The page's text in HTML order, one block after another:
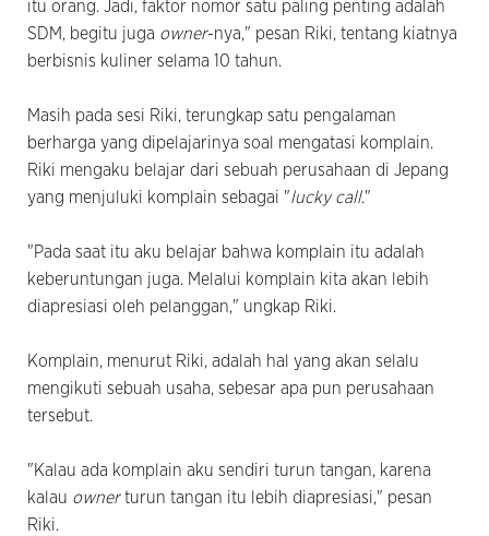
itu orang. Jadi, faktor nomor satu paling penting adalah
SDM, begitu juga owner-nya," pesan Riki, tentang kiatnya
berbisnis kuliner selama 10 tahun.
Masih pada sesi Riki, terungkap satu pengalaman
berharga yang dipelajarinya soal mengatasi komplain.
Riki mengaku belajar dari sebuah perusahaan di Jepang
yang menjuluki komplain sebagai "lucky call."
"Pada saat itu aku belajar bahwa komplain itu adalah
keberuntungan juga. Melalui komplain kita akan lebih
diapresiasi oleh pelanggan," ungkap Riki.
Komplain, menurut Riki, adalah hal yang akan selalu
mengikuti sebuah usaha, sebesar apa pun perusahaan
tersebut.
"Kalau ada komplain aku sendiri turun tangan, karena
kalau ownerturun tangan itu lebih diapresiasi," pesan
Riki.